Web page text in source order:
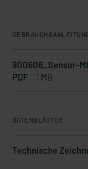
900606_Sensor-
PDF
1 MB
DATENBLÄTTER
Technische